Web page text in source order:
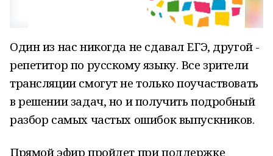
Один из нас никогда не сдавал ЕГЭ, другой -
репетитор по русскому языку. Все зрители
трансляции смогут не только поучаствовать
в решении задач, но и получить подробный
разбор самых частых ошибок выпускников.
Прямой эфир пройдет при поддержке